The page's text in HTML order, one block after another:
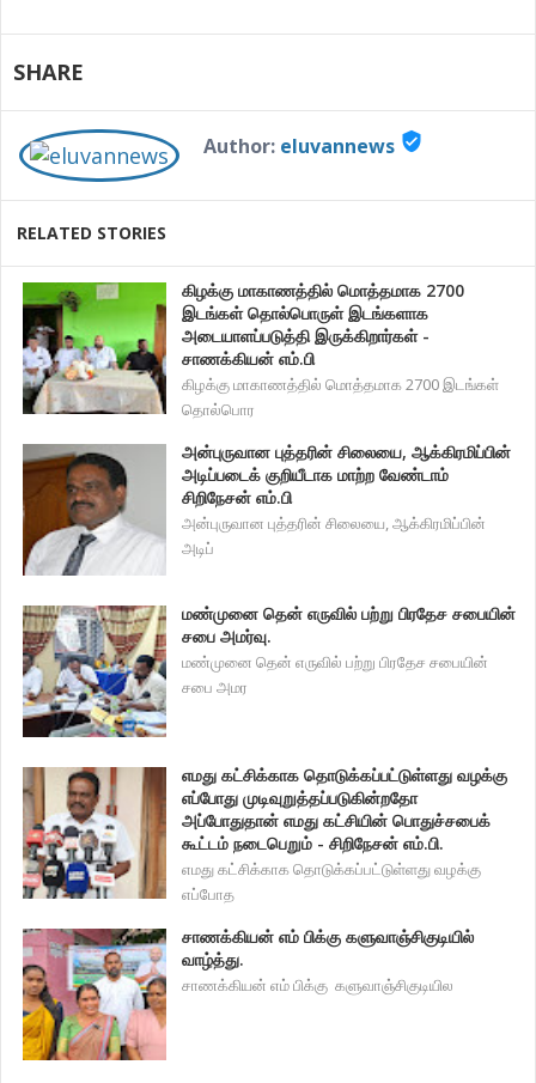
SHARE
Author: eluvannews verified_user
RELATED STORIES
கிழக்கு மாகாணத்தில் மொத்தமாக 2700
இடங்கள் தொல்பொருள் இடங்களாக
அடையாளப்படுத்தி இருக்கிறார்கள் -
சாணக்கியன் எம்.பி
கிழக்கு மாகாணத்தில் மொத்தமாக 2700 இடங்கள்
தொல்பொர
அன்புருவான புத்தரின் சிலையை, ஆக்கிரமிப்பின்
அடிப்படைக் குறியீடாக மாற்ற வேண்டாம்
சிறிநேசன் எம்.பி
அன்புருவான புத்தரின் சிலையை, ஆக்கிரமிப்பின்
அடிப்
மண்முனை தென் எருவில் பற்று பிரதேச சபையின்
சபை அமர்வு.
மண்முனை தென் எருவில் பற்று பிரதேச சபையின்
சபை அமர
எமது கட்சிக்காக தொடுக்கப்பட்டுள்ளது வழக்கு
எப்போது முடிவுறுத்தப்படுகின்றதோ
அப்போதுதான் எமது கட்சியின் பொதுச்சபைக்
கூட்டம் நடைபெறும் - சிறிநேசன் எம்.பி.
எமது கட்சிக்காக தொடுக்கப்பட்டுள்ளது வழக்கு
எப்போத
சாணக்கியன் எம் பிக்கு களுவாஞ்சிகுடியில்
வாழ்த்து.
சாணக்கியன் எம் பிக்கு களுவாஞ்சிகுடியில